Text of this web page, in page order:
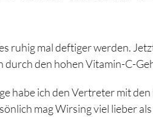
ruhig mal deftiger werden.
durch den hohen Vitamin-C-
habe ich den Vertreter mit
mag Wirsing viel lieber